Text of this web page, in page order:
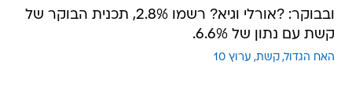
ובבוקר: ?אורלי וגיא? רשמו 2.8%, תכנית הבוקר של
קשת עם נתון של 6.6%.
האח הגדול קשת ערוץ 10